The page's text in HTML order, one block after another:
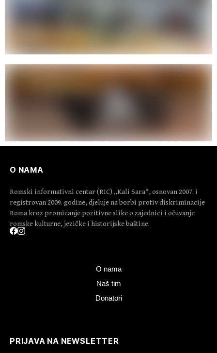
O NAMA
Romski informativni centar (RIC) „Kali Sara“, osnovan 2007. i
registrovan 2009. godine, djeluje na borbi protiv diskriminacije
Roma kroz promicanje pozitivne slike o zajednici i očuvanje
romske kulturne, jezičke i historijske baštine.
O nama
Naš tim
Donatori
PRIJAVA NA NEWSLETTER